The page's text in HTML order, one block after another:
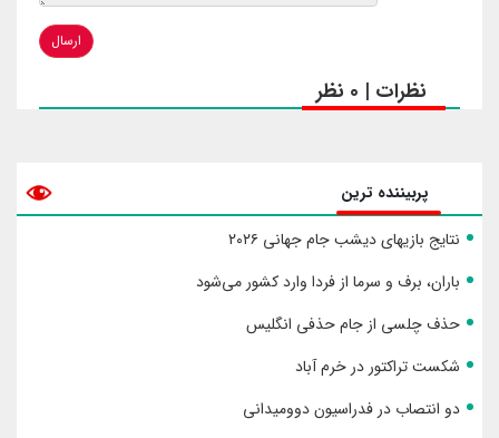
ارسال
نظرات | 0 نظر
پربیننده ترین
نتایج بازیهای دیشب جام جهانی ۲۰۲۶
باران، برف و سرما از فردا وارد کشور می‌شود
حذف چلسی از جام حذفی انگلیس
شکست تراکتور در خرم آباد
دو انتصاب در فدراسیون دوومیدانی